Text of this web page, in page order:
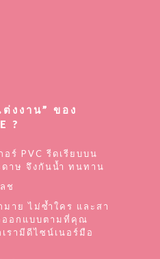
งงาน” ของ
?
ร์ PVC รีดเรียบบน
ดาษ จึงกันน้ำ ทนทาน
ช
าย ไม่ซ้ำใคร และสา
ออกแบบตามที่คุณ
รามีดีไซน์เนอร์มือ